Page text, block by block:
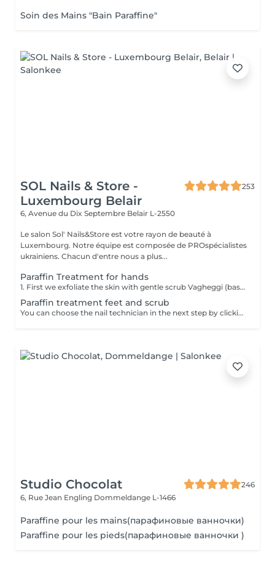
Soin des Mains "Bain Paraffine"
SOL Nails & Store -
Luxembourg Belair
253
6, Avenue du Dix Septembre Belair L-2550
Le salon Sol' Nails&Store est votre rayon de beauté à
Luxembourg. Notre équipe est composée de PROspécialistes
ukrainiens. Chacun d'entre nous a plus...
Paraffin Treatment for hands
1. First we exfoliate the skin with gentle scrub Vagheggi (based on brown sugar and ground coffee that have an exfoliating effect; also it includes detoxifying green clay) 2. After, we apply hydrating cream Vagheggi (that includes coconut oil and cocoa butter, vitamin E and moisturising hyaluronic acid) - it's amazing for nourishing and hydrating. 3. The last step is the paraffin wax itself. You gently dip a few times your hand into the warm melted paraffin. It builds up a thick, warm "glove" of wax. 4. Once the wax layers are set, the hand is wrapped in a protective plastic liner and then placed into a soft glove. This insulates the heat and allows the moisture to be absorbed. For 15-20 min you have time to rest and relax. 5. The final step is to remove everything and your hands are ready, fully nourished. Depending on your skin and desire, you can repeat this treatment 2-4 time once a week or 2 weeks to get a cumulative effect. Advantages: Deeply nourishes dry skin, restores elasticity, and provides a "velvet skin" effect. Ideal after winter.
Paraffin treatment feet and scrub
You can choose the nail technician in the next step by clicking "Select employee". 1. First we exfoliate the skin with gentle scrub Vagheggi (based on brown sugar and ground coffee that have an exfoliating effect; also it includes detoxifying green clay) 2. After, we apply hydrating cream Vagheggi (that includes coconut oil and cocoa butter, vitamin E and moisturising hyaluronic acid) - it's amazing for nourishing and hydrating. 3. The last step is the paraffin wax itself. You gently dip a few times your foot into the warm melted paraffin. It builds up a thick, warm "glove" of wax. 4. Once the wax layers are set, the foot is wrapped in a protective plastic liner and then placed into a soft glove. This insulates the heat and allows the moisture to be absorbed. For 15-20 min you have time to rest and relax. 5. The final step is to remove everything and your feet are ready, fully nourished. Depending on your skin and desire, you can repeat this treatment 2-4 time once a week or 2 weeks to get a cumulative effect. Advantages: Deeply nourishes dry skin, restores elasticity, and provides a "velvet skin" effect. Ideal after winter.
Studio Chocolat
246
6, Rue Jean Engling Dommeldange L-1466
Paraffine pour les mains(парафиновые ванночки)
Paraffine pour les pieds(парафиновые ванночки )